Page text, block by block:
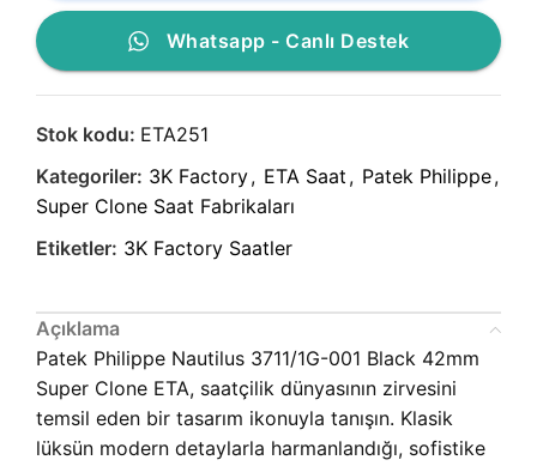
Whatsapp - Canlı Destek
Stok kodu: ETA251
Kategoriler: 3K Factory, ETA Saat , Patek Philippe,
Super Clone Saat Fabrikaları
Etiketler: 3K Factory Saatler
Açıklama
Patek Philippe Nautilus 3711/1G-001 Black 42mm
Super Clone ETA, saatçilik dünyasının zirvesini
temsil eden bir tasarım ikonuyla tanışın. Klasik
lüksün modern detaylarla harmanlandığı, sofistike